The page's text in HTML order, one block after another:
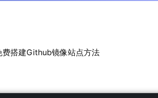
搭建Github镜像站点方法